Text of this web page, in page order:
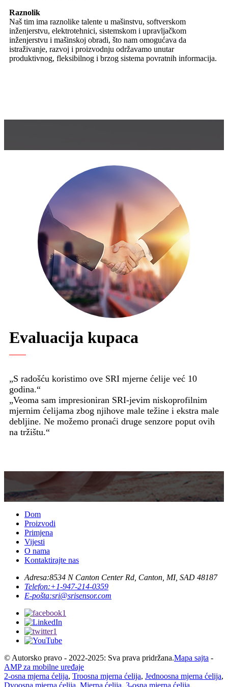
Naš tim ima raznolike talente u mašinstvu, softverskom
inženjerstvu, elektrotehnici, sistemskom i upravljačkom
inženjerstvu i mašinskoj obradi, što nam omogućava da
istraživanje, razvoj i proizvodnju održavamo unutar
produktivnog, fleksibilnog i brzog sistema povratnih informacija.
Evaluacija kupaca
godina.“
„Veoma sam impresioniran SRI-jevim niskoprofilnim
mjernim ćelijama zbog njihove male težine i ekstra male
debljine. Ne možemo pronaći druge senzore poput ovih
na tržištu.“
Proizvodi
Primjena
Vijesti
O nama
Kontaktirajte nas
Telefon:+1-947-214-0359
E-pošta:sri@srisensor.com
AMP za mobilne uređaje
2-osna mjerna ćelija,Troosna mjerna ćelija
Dvoosna mjerna ćelija,Mjerna ćelija,3-osna mjerna ćelija,